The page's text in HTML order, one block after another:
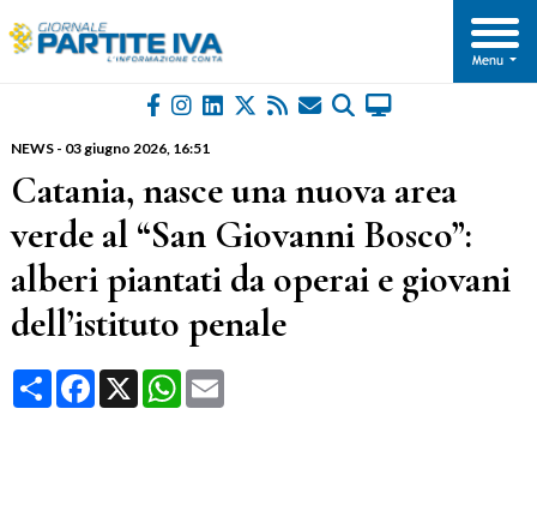
NEWS- 03 giugno 2026, 16:51
Catania, nasce una nuova area
verde al “San Giovanni Bosco”:
alberi piantati da operai e giovani
dell’istituto penale
CondividiFacebook
X WhatsApp
Email